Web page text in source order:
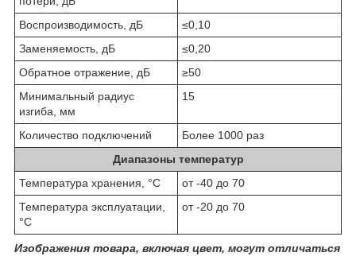
Воспроизводимость, дБ
≤0,10
Заменяемость, дБ
≤0,20
Обратное отражение, дБ
≥50
Минимальный радиус
изгиба, мм
15
Количество подключений
Более 1000 раз
Диапазоны температур
Температура хранения, °C
от -40 до 70
Температура эксплуатации,
°C
от -20 до 70
Изображения товара, включая цвет, могут отличаться